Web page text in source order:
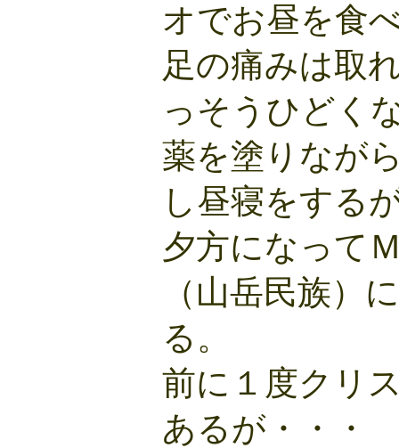
オでお昼を食
足の痛みは取
っそうひどく
薬を塗りなが
し昼寝をする
夕方になって
（山岳民族）
る。
前に１度クリ
あるが・・・